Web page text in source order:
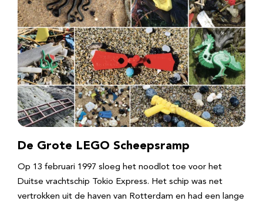
De Grote LEGO Scheepsramp
Op 13 februari 1997 sloeg het noodlot toe voor het
Duitse vrachtschip Tokio Express. Het schip was net
vertrokken uit de haven van Rotterdam en had een lange